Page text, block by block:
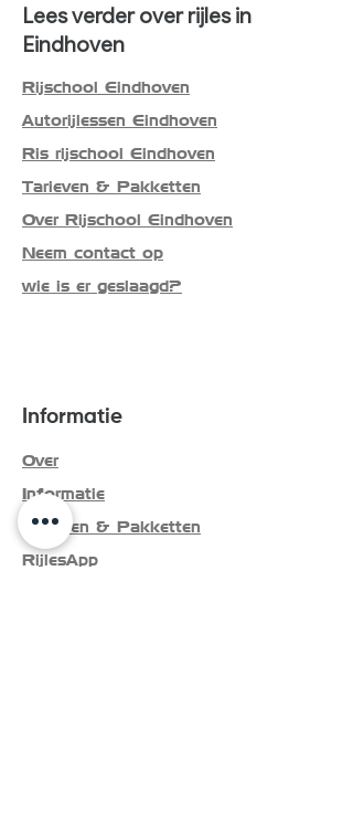
Lees verder over rijles in
Eindhoven
Rijschool Eindhoven
Autorijlessen Eindhoven
Ris rijschool Eindhoven
Tarieven & Pakketten
Over Rijschool Eindhoven
Neem contact op
wie is er geslaagd?
Informatie
Over
Informatie
Tarieven & Pakketten
RijlesApp